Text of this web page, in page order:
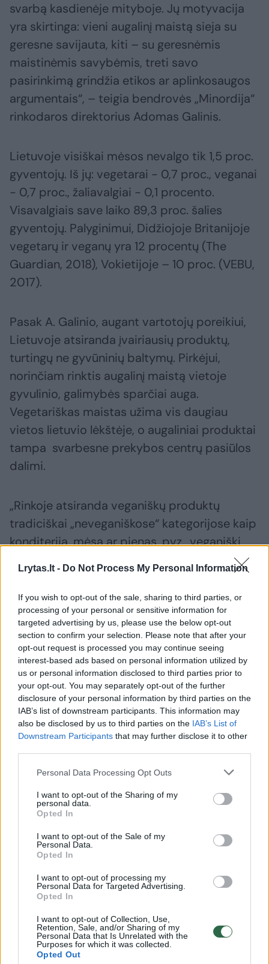
Lrytas.lt - Do Not Process My Personal Information
If you wish to opt-out of the sale, sharing to third parties, or
processing of your personal or sensitive information for
targeted advertising by us, please use the below opt-out
section to confirm your selection. Please note that after your
opt-out request is processed you may continue seeing
interest-based ads based on personal information utilized by
us or personal information disclosed to third parties prior to
your opt-out. You may separately opt-out of the further
disclosure of your personal information by third parties on the
IAB’s list of downstream participants. This information may
also be disclosed by us to third parties on the IAB’s List of
Downstream Participants that may further disclose it to other
Personal Data Processing Opt Outs
I want to opt-out of the Sharing of my
personal data.
Opted In
I want to opt-out of the Sale of my
Personal Data.
Opted In
I want to opt-out of processing my
Personal Data for Targeted Advertising.
Opted In
I want to opt-out of Collection, Use,
Retention, Sale, and/or Sharing of my
Personal Data that Is Unrelated with the
Purposes for which it was collected.
Opted Out
svarbą kasdienėje mityboje. Jų motyvacija
yra skirtinga: vieni augalinį maistą sieja su
geresne savijauta, kiti – su geresnėmis
maistinėmis savybėmis, treti savo
pasirinkimą grindžia etikos ar aplinkosaugos
argumentais“, – teigia bendrovės „Minordija“
rinkodaros direktorius Adomas Galinis.
Lietuvoje visiškai mėsos nevalgo tik 1,5 proc.
gyventojų. Iš jų: vegetarai - 0,7 proc., veganai
- 0,7 proc., žaliavalgiai - 0,1 procento.
Visavalgiais save laiko 89,3 proc. šalies
gyventojų. Palyginimui, Didžiojoje Britanijoje
vegetarų ir veganų yra 12 procentų (The
Guardian, 2018), Vokietijoje – 10 proc. (VEBU,
2017).
Pasak A. Galinio, augant vartotojų poreikiui,
Lietuvoje atsiranda įvairiausių produktų,
turtingų ne gyvūninių baltymų. Pirkėjui,
norinčiam rinktis augalinį maistą vietoje
gyvulinio, galimybės sparčiai auga.
Vegetariškas maistas užima vis daugiau
vietos lietuvio lėkštėje, o augaliniai produktai
tampa svarbesne prekybos centrų pasiūlos
dalimi.
„Rinkoje atsiranda veganiškų produktų
tradiciškai „neveganiškose“ kategorijose kaip
konditerija, mėsa ar pienas, pvz., veganiški
tortai, ledai, veganiškos dešrelės, sūris. Naujai
kuriami vegetariški ar veganiški gaminiai toli
gražu neišstums mėsos iš mūsų mitybos,
tačiau jie leidžia vartotojui rinktis daugiau
augalinio maisto ir užkandžių.
Daugiau nuotraukų (2)
A.Galinis.
Prekyba su didžiaisiais tinklais rodo, kad
vaisiai, uogos, daržovės, grūdai, riešutai
populiarėja kaip ingredientai gamybai.
Duonoje įsitvirtino daržovės, kurios vis
drąsiau naudojamos ir konditerijoje,